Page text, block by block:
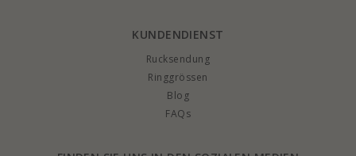
KUNDENDIENST
Rucksendung
Ringgrössen
Blog
FAQs